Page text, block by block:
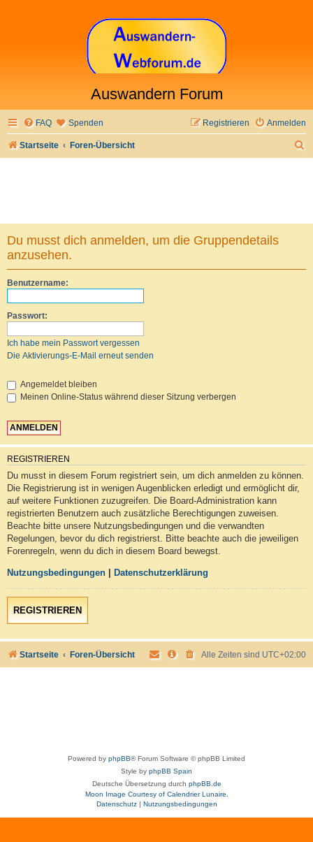
Auswandern Forum
FAQ Spenden Anmelden
Registrieren
Startseite Foren-Übersicht
Du musst dich anmelden, um die Gruppendetails
anzusehen.
Benutzername:
Passwort:
Ich habe mein Passwort vergessen
Die Aktivierungs-E-Mail erneut senden
Angemeldet bleiben
Meinen Online-Status während dieser Sitzung verbergen
REGISTRIEREN
Du musst in diesem Forum registriert sein, um dich anmelden zu können.
Die Registrierung ist in wenigen Augenblicken erledigt und ermöglicht dir,
auf weitere Funktionen zuzugreifen. Die Board-Administration kann
registrierten Benutzern auch zusätzliche Berechtigungen zuweisen.
Beachte bitte unsere Nutzungsbedingungen und die verwandten
Regelungen, bevor du dich registrierst. Bitte beachte auch die jeweiligen
Forenregeln, wenn du dich in diesem Board bewegst.
Nutzungsbedingungen Datenschutzerklärung
REGISTRIEREN
Startseite Foren-Übersicht Alle Zeiten sind UTC+02:00
Powered by phpBB® Forum Software © phpBB Limited
Style by phpBB Spain
Deutsche Übersetzung durch phpBB.de
Moon Image Courtesy of Calendrier Lunaire.
Datenschutz| Nutzungsbedingungen